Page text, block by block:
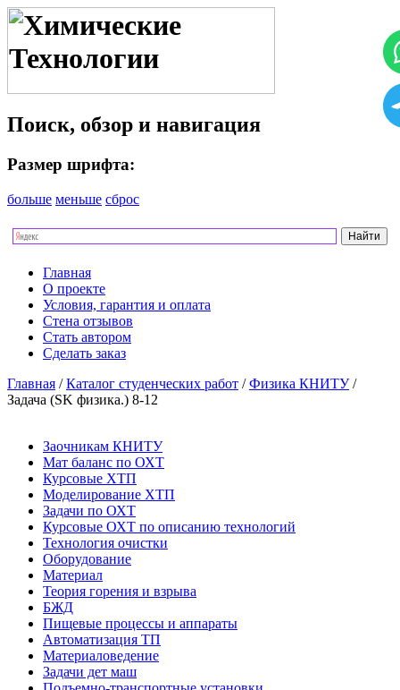
Поиск, обзор и навигация
Размер шрифта:
больше меньше сброс
Главная
О проекте
Условия, гарантия и оплата
Стена отзывов
Стать автором
Сделать заказ
Главная /Каталог студенческих работ /Физика КНИТУ/
Задача (SK физика.) 8-12
Заочникам КНИТУ
Мат баланс по ОХТ
Курсовые ХТП
Моделирование ХТП
Задачи по ОХТ
Курсовые ОХТ по описанию технологий
Технология очистки
Оборудование
Материал
Теория горения и взрыва
БЖД
Пищевые процессы и аппараты
Автоматизация ТП
Материаловедение
Задачи дет маш